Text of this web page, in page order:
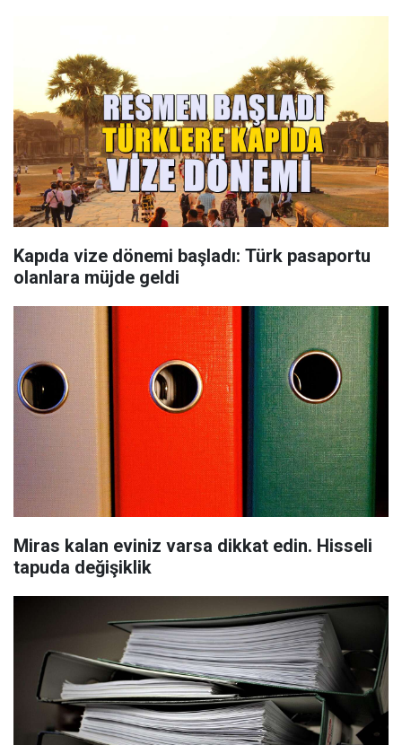
Kapıda vize dönemi başladı: Türk pasaportu
olanlara müjde geldi
Miras kalan eviniz varsa dikkat edin. Hisseli
tapuda değişiklik